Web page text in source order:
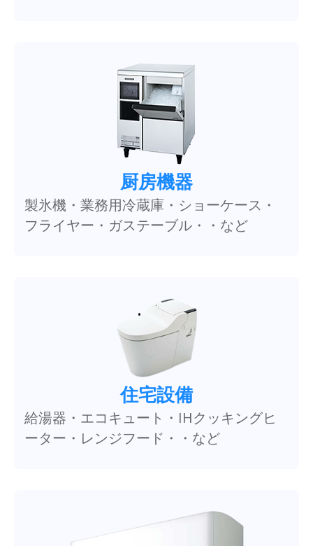
厨房機器
製氷機・業務用冷蔵庫・ショーケース・
フライヤー・ガステーブル・・など
住宅設備
給湯器・エコキュート・IHクッキングヒ
ーター・レンジフード・・など